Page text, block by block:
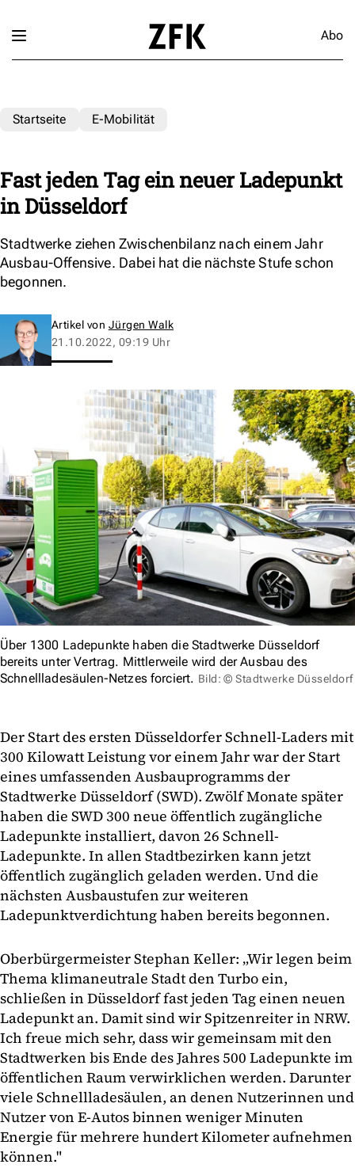
Abo
Startseite E-Mobilität
Fast jeden Tag ein neuer Ladepunkt
in Düsseldorf
Stadtwerke ziehen Zwischenbilanz nach einem Jahr
Ausbau-Offensive. Dabei hat die nächste Stufe schon
begonnen.
Artikel von Jürgen Walk
21.10.2022, 09:19 Uhr
Über 1300 Ladepunkte haben die Stadtwerke Düsseldorf
bereits unter Vertrag. Mittlerweile wird der Ausbau des
Schnellladesäulen-Netzes forciert. Bild: © Stadtwerke Düsseldorf
Der Start des ersten Düsseldorfer Schnell-Laders mit
300 Kilowatt Leistung vor einem Jahr war der Start
eines umfassenden Ausbauprogramms der
Stadtwerke Düsseldorf (SWD). Zwölf Monate später
haben die SWD 300 neue öffentlich zugängliche
Ladepunkte installiert, davon 26 Schnell-
Ladepunkte. In allen Stadtbezirken kann jetzt
öffentlich zugänglich geladen werden. Und die
nächsten Ausbaustufen zur weiteren
Ladepunktverdichtung haben bereits begonnen.
Oberbürgermeister Stephan Keller: „Wir legen beim
Thema klimaneutrale Stadt den Turbo ein,
schließen in Düsseldorf fast jeden Tag einen neuen
Ladepunkt an. Damit sind wir Spitzenreiter in NRW.
Ich freue mich sehr, dass wir gemeinsam mit den
Stadtwerken bis Ende des Jahres 500 Ladepunkte im
öffentlichen Raum verwirklichen werden. Darunter
viele Schnellladesäulen, an denen Nutzerinnen und
Nutzer von E-Autos binnen weniger Minuten
Energie für mehrere hundert Kilometer aufnehmen
können."